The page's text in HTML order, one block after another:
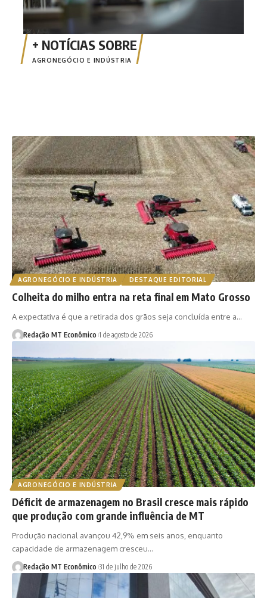
AGRONEGÓCIO E INDÚSTRIA
AGRONEGÓCIO E INDÚSTRIA DESTAQUE EDITORIAL
Colheita do milho entra na reta final em Mato Grosso
A expectativa é que a retirada dos grãos seja concluída entre a…
Redação MT Econômico 1 de agosto de 2026
AGRONEGÓCIO E INDÚSTRIA
Déficit de armazenagem no Brasil cresce mais rápido
que produção com grande influência de MT
Produção nacional avançou 42,9% em seis anos, enquanto
capacidade de armazenagem cresceu…
Redação MT Econômico 31 de julho de 2026